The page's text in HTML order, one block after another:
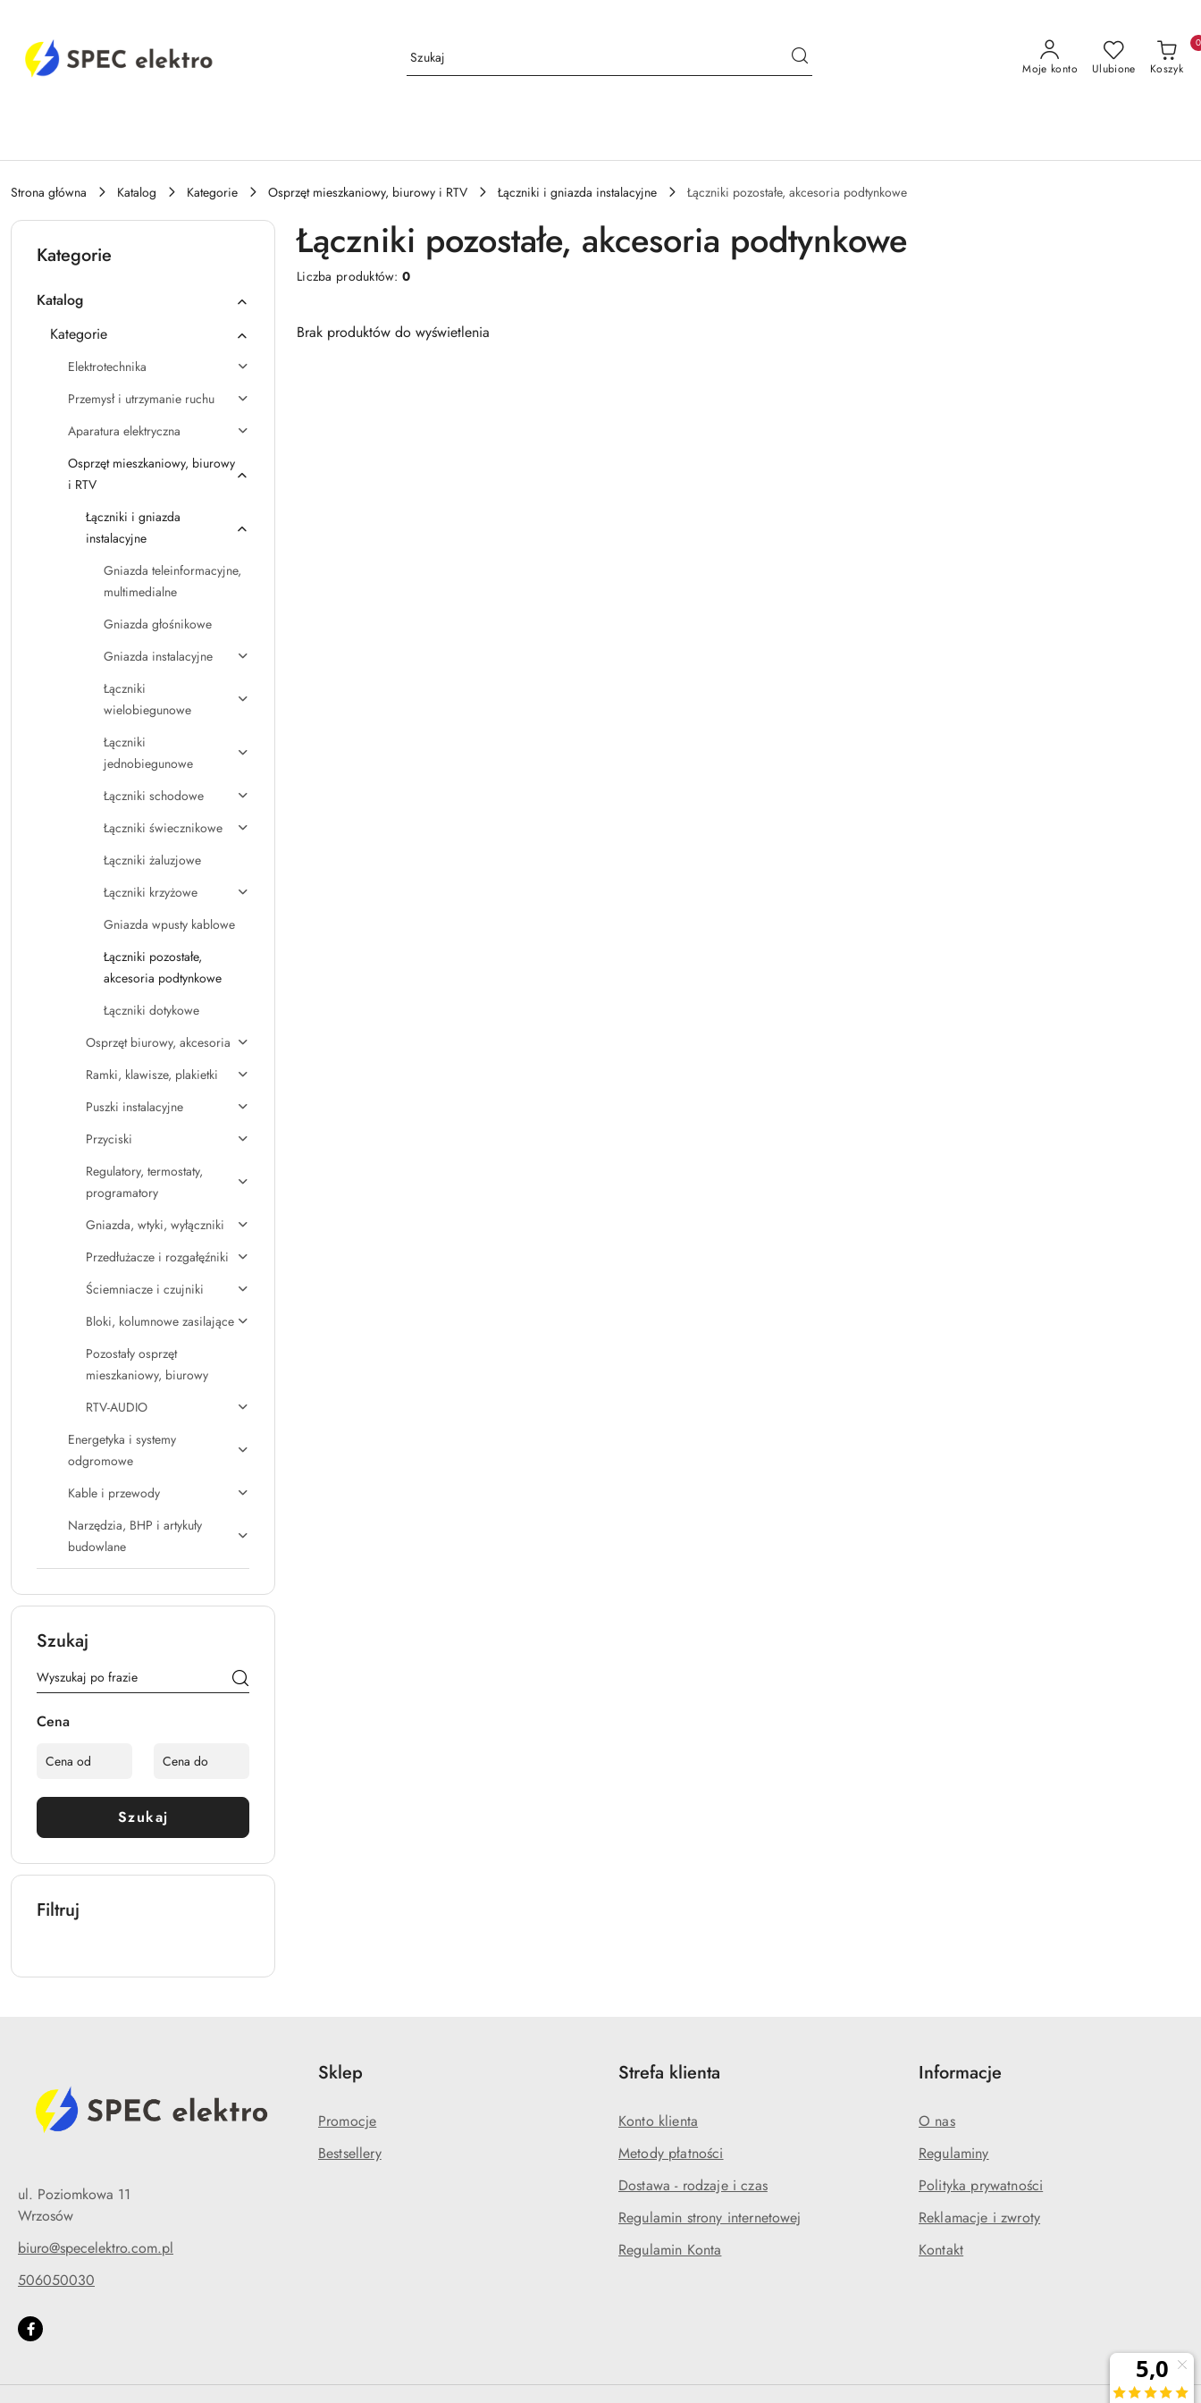
Moje konto Ulubione Koszyk
0
Strona główna Katalog Kategorie Osprzęt mieszkaniowy, biurowy i RTV Łączniki i gniazda instalacyjne Łączniki pozostałe, akcesoria podtynkowe
Kategorie
Katalog
Kategorie
Elektrotechnika
Przemysł i utrzymanie ruchu
Aparatura elektryczna
Osprzęt mieszkaniowy, biurowy
i RTV
Łączniki i gniazda
instalacyjne
Gniazda teleinformacyjne,
multimedialne
Gniazda głośnikowe
Gniazda instalacyjne
Łączniki
wielobiegunowe
Łączniki
jednobiegunowe
Łączniki schodowe
Łączniki świecznikowe
Łączniki żaluzjowe
Łączniki krzyżowe
Gniazda wpusty kablowe
Łączniki pozostałe,
akcesoria podtynkowe
Łączniki dotykowe
Osprzęt biurowy, akcesoria
Ramki, klawisze, plakietki
Puszki instalacyjne
Przyciski
Regulatory, termostaty,
programatory
Gniazda, wtyki, wyłączniki
Przedłużacze i rozgałęźniki
Ściemniacze i czujniki
Bloki, kolumnowe zasilające
Pozostały osprzęt
mieszkaniowy, biurowy
RTV-AUDIO
Energetyka i systemy
odgromowe
Kable i przewody
Narzędzia, BHP i artykuły
budowlane
Szukaj
Cena
Szukaj
Filtruj
Łączniki pozostałe, akcesoria podtynkowe
Liczba produktów:0
Brak produktów do wyświetlenia
ul. Poziomkowa 11
Wrzosów
biuro@specelektro.com.pl
506050030
Sklep
Promocje
Bestsellery
Strefa klienta
Konto klienta
Metody płatności
Dostawa - rodzaje i czas
Regulamin strony internetowej
Regulamin Konta
Informacje
O nas
Regulaminy
Polityka prywatności
Reklamacje i zwroty
Kontakt